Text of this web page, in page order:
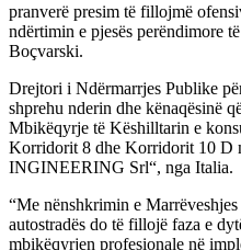
pranverë presim të fillojmë
ndërtimin e pjesës perëndimore
Boçvarski.
Drejtori i Ndërmarrjes Publike
shprehu nderin dhe kënaqësinë
Mbikëqyrje të Këshilltarin e
Korridorit 8 dhe Korridorit 10 D
INGINEERING Srl“, nga Italia.
“Me nënshkrimin e
autostradës do të fillojë faza e
mbikëqyrjen profesionale në